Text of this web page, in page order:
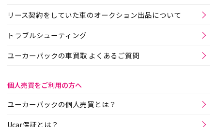
リース契約をしていた車のオークション出品について
トラブルシューティング
ユーカーパックの車買取 よくあるご質問
個人売買をご利用の方へ
ユーカーパックの個人売買とは？
Ucar保証とは？